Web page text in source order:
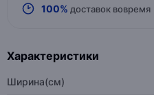
100% доставок вовремя
Характеристики
Ширина(см)